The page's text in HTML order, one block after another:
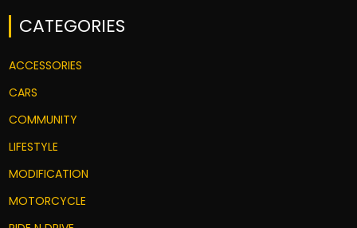
CATEGORIES
ACCESSORIES
CARS
COMMUNITY
LIFESTYLE
MODIFICATION
MOTORCYCLE